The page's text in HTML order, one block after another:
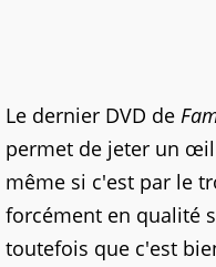
Le dernier DVD de
permet de jeter un
même si c'est par le
forcément en qualité
toutefois que c'est